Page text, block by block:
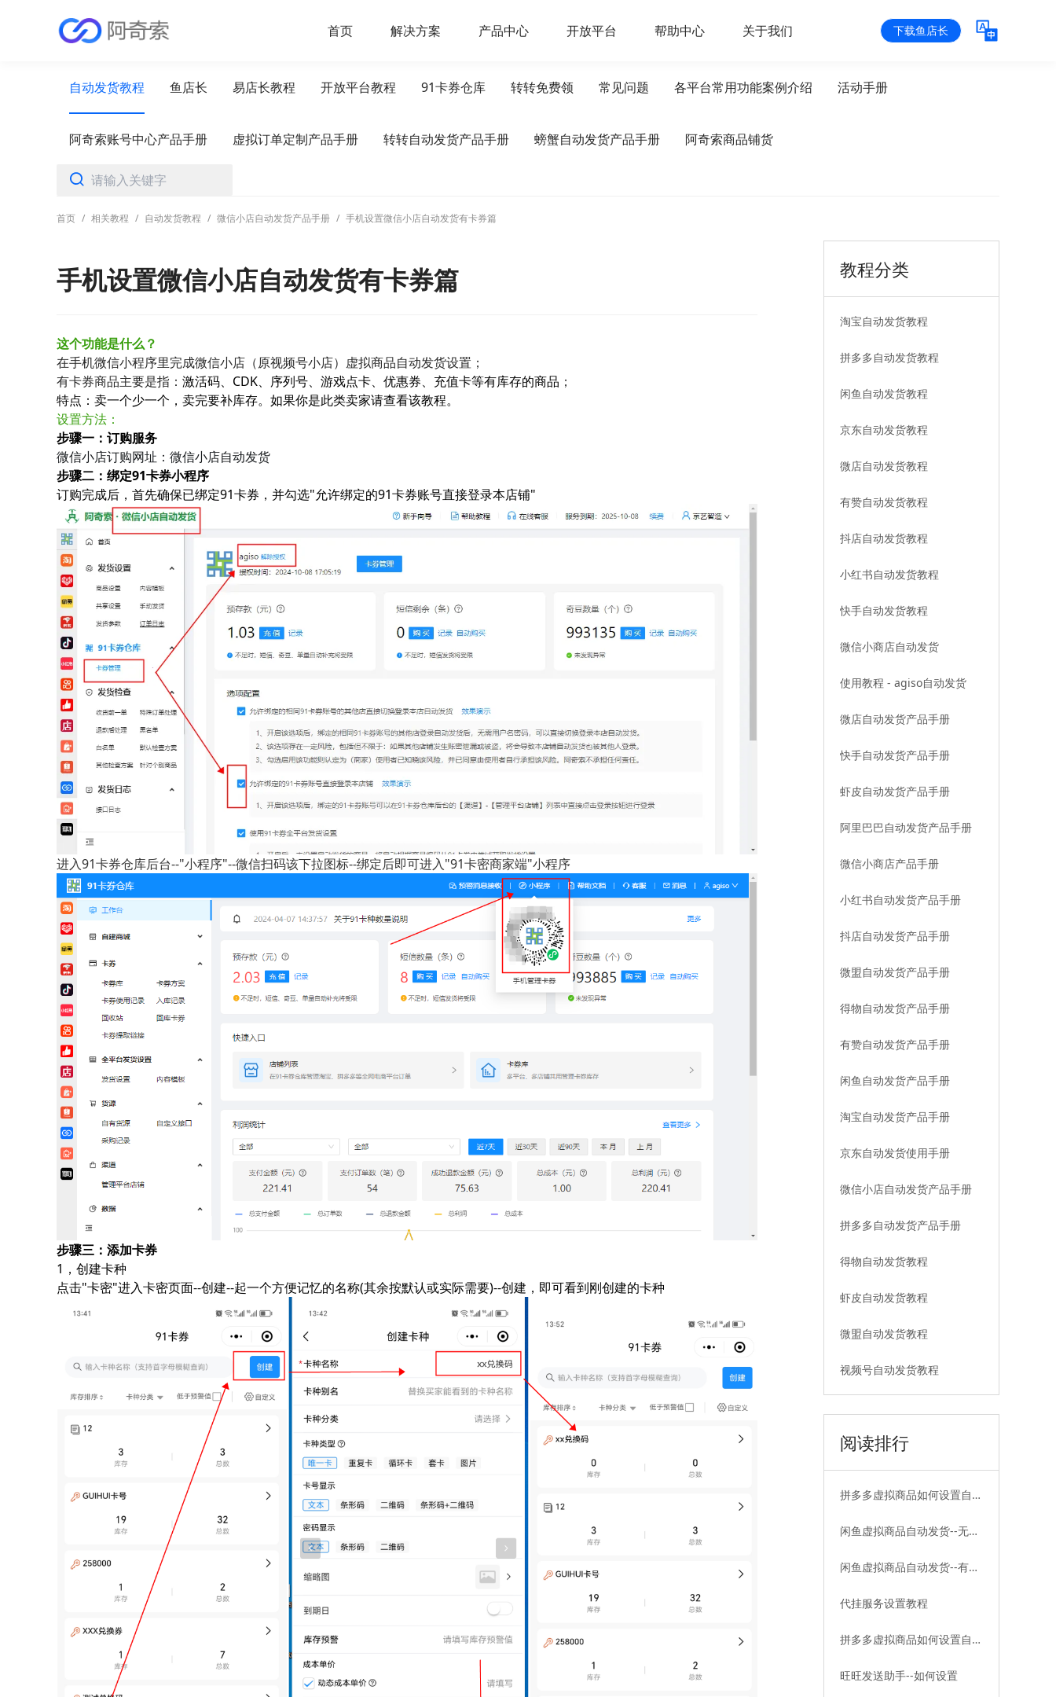
首页 解决方案 产品中心 开放平台 帮助中心 关于我们 下载鱼店长
软件使用咨询
自动发货教程 鱼店长 易店长教程 开放平台教程 91卡券仓库 转转免费领 常见问题 各平台常用功能案例介绍 活动手册
阿奇索账号中心产品手册 虚拟订单定制产品手册 转转自动发货产品手册 螃蟹自动发货产品手册 阿奇索商品铺货
首页 / 相关教程 / 自动发货教程 / 微信小店自动发货产品手册 / 手机设置微信小店自动发货有卡券篇
手机设置微信小店自动发货有卡券篇
这个功能是什么？
在手机微信小程序里完成微信小店（原视频号小店）虚拟商品自动发货设置；
有卡券商品主要是指： 激活码、CDK、序列号、游戏点卡、优惠券、充值卡等有库存的商品 ；
特点：卖一个少一个，卖完要补库存。如果你是此类卖家请查看该教程。
设置方法：
步骤一：订购服务
微信小店订购网址： 微信小店自动发货
步骤二：绑定91卡券小程序
订购完成后，首先确保已绑定91卡券，并勾选"允许绑定的91卡券账号直接登录本店铺"
进入91卡券仓库后台--"小程序"--微信扫码该下拉图标--绑定后即可进入"91卡密商家端"小程序
步骤三：添加卡券
1，创建卡种
点击"卡密"进入卡密页面--创建--起一个方便记忆的名称(其余按默认或实际需要)--创建，即可看到刚创建的卡种
教程分类
淘宝自动发货教程
拼多多自动发货教程
闲鱼自动发货教程
京东自动发货教程
微店自动发货教程
有赞自动发货教程
抖店自动发货教程
小红书自动发货教程
快手自动发货教程
微信小商店自动发货
使用教程 - agiso自动发货
微店自动发货产品手册
快手自动发货产品手册
虾皮自动发货产品手册
阿里巴巴自动发货产品手册
微信小商店产品手册
小红书自动发货产品手册
抖店自动发货产品手册
微盟自动发货产品手册
得物自动发货产品手册
有赞自动发货产品手册
闲鱼自动发货产品手册
淘宝自动发货产品手册
京东自动发货使用手册
微信小店自动发货产品手册
拼多多自动发货产品手册
得物自动发货教程
虾皮自动发货教程
微盟自动发货教程
视频号自动发货教程
阅读排行
拼多多虚拟商品如何设置自动
闲鱼虚拟商品自动发货--无卡
闲鱼虚拟商品自动发货--有卡
代挂服务设置教程
拼多多虚拟商品如何设置自动
旺旺发送助手--如何设置